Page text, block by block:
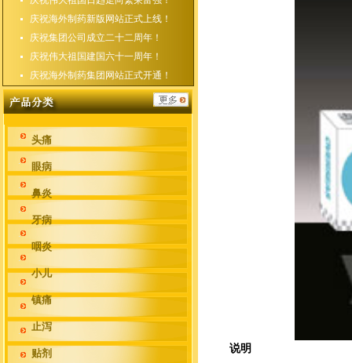
庆祝海外制药新版网站正式上线！
庆祝集团公司成立二十二周年！
庆祝伟大祖国建国六十一周年！
庆祝海外制药集团网站正式开通！
头痛
眼病
鼻炎
牙病
咽炎
小儿
镇痛
止泻
贴剂 说明